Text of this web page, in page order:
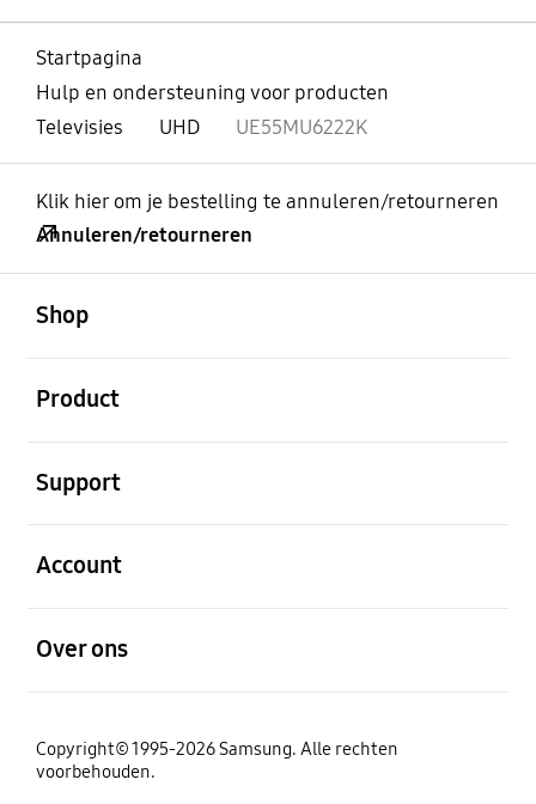
Startpagina
Hulp en ondersteuning voor producten
Televisies
UHD UE55MU6222K
Klik hier om je bestelling te annuleren/retourneren
Annuleren/retourneren
Shop
Product
Support
Account
Over ons
Copyright© 1995-2026 Samsung. Alle rechten
voorbehouden.